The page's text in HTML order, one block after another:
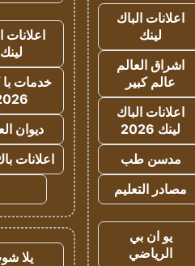
اعلانات الباك
لينك
اشراق العالم
عالم كبير
اعلانات الباك
لينك 2026
مدسن طب
مصادر التعليم
يو ان بي
الرياضي
اعلانات
لينك
خدمات با
ديوان
اعلانات
يلا